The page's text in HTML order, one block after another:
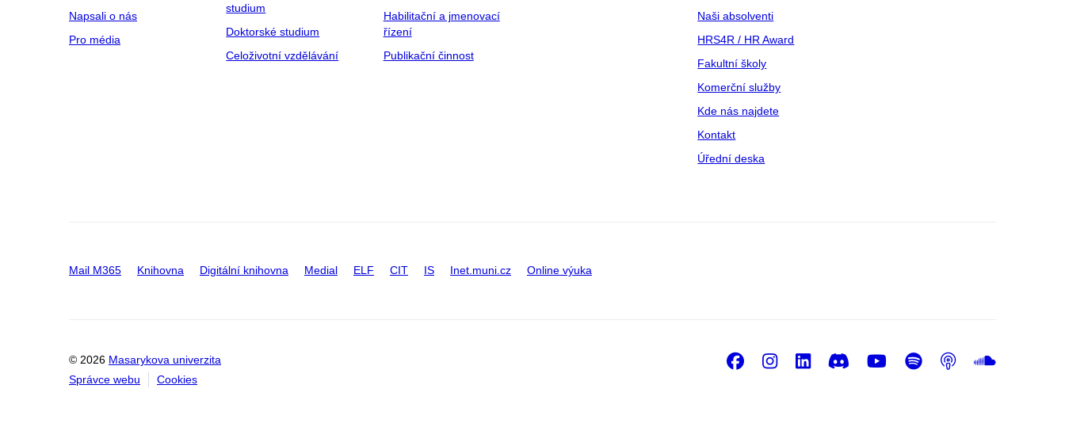
Napsali o nás
Pro média
studium
Doktorské studium
Celoživotní vzdělávání
Habilitační a jmenovací
řízení
Publikační činnost
Naši absolventi
HRS4R / HR Award
Fakultní školy
Komerční služby
Kde nás najdete
Kontakt
Úřední deska
Mail M365 Knihovna Digitální knihovna Medial ELF CIT IS Inet.muni.cz Online výuka
© 2026 Masarykova univerzita
Správce webu
Cookies
Facebook
Instagram
LinkedIn
DiscordYoutube
Spotify
Podcast